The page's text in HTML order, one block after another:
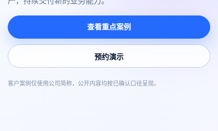
查看重点案例
预约演示
客户案例仅使用公司简称，公开内容均按已确认口径呈现。